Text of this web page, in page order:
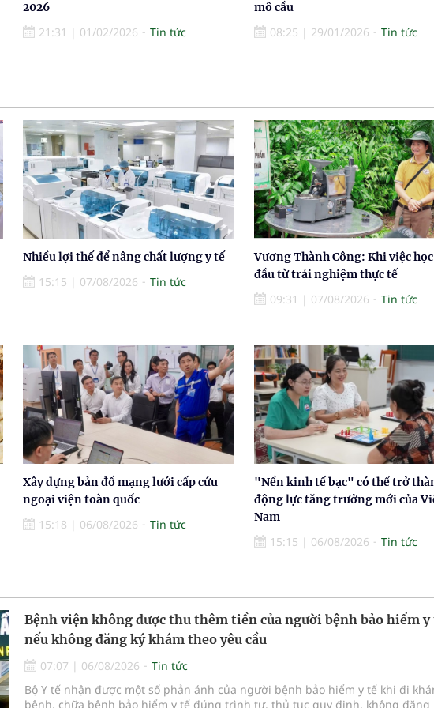
2026
21:31 | 01/02/2026 Tin tức
mô cầu
08:25 | 29/01/2026 Tin tức
Nhiều lợi thế để nâng chất lượng y tế
15:15 | 07/08/2026 Tin tức
Vương Thành Công: Khi việc
đầu từ trải nghiệm thực tế
09:31 | 07/08/2026 Tin tức
Xây dựng bản đồ mạng lưới cấp cứu
ngoại viện toàn quốc
15:18 | 06/08/2026 Tin tức
"Nền kinh tế bạc" có thể trở
động lực tăng trưởng mới của
Nam
15:15 | 06/08/2026 Tin tức
Bệnh viện không được thu thêm tiền của người bệnh bảo hiểm y
nếu không đăng ký khám theo yêu cầu
07:07 | 06/08/2026
Tin tức
Bộ Y tế nhận được một số phản ánh của người bệnh bảo hiểm y tế khi đi
bệnh, chữa bệnh bảo hiểm y tế đúng trình tự, thủ tục quy định, không đăng